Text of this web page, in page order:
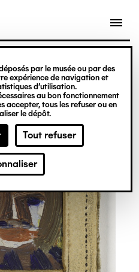
par le musée ou par des
expérience de navigation et
d’utilisation.
au bon fonctionnement
accepter, tous les refuser ou en
le dépôt.
Tout refuser